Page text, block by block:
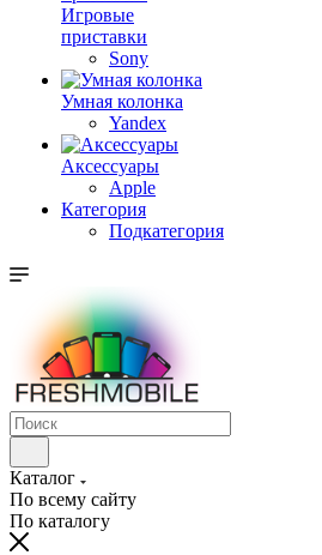
Игровые
приставки
Sony
Умная колонка
Yandex
Аксессуары
Apple
Категория
Подкатегория
Каталог
По всему сайту
По каталогу